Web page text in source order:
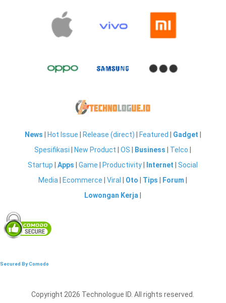
News Hot Issue Release (direct) Featured Gadget
Spesifikasi
New Product |OS Business Telco
Startup |Apps |Game Productivity Internet |Social
Media
Ecommerce |Viral Oto Tips Forum
Lowongan Kerja
Secured By Comodo
Copyright 2026 Technologue ID. All rights reserved.